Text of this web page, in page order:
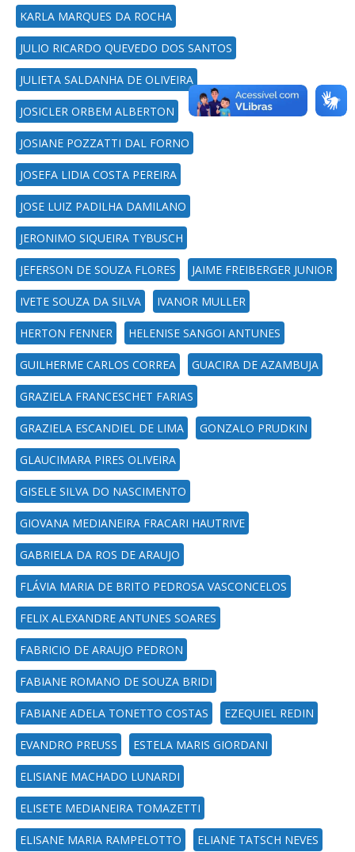
KARLA MARQUES DA ROCHA
JULIO RICARDO QUEVEDO DOS SANTOS
JULIETA SALDANHA DE OLIVEIRA
JOSICLER ORBEM ALBERTON
JOSIANE POZZATTI DAL FORNO
JOSEFA LIDIA COSTA PEREIRA
JOSE LUIZ PADILHA DAMILANO
JERONIMO SIQUEIRA TYBUSCH
JEFERSON DE SOUZA FLORES JAIME FREIBERGER JUNIOR
IVETE SOUZA DA SILVA IVANOR MULLER
HERTON FENNER HELENISE SANGOI ANTUNES
GUILHERME CARLOS CORREA GUACIRA DE AZAMBUJA
GRAZIELA FRANCESCHET FARIAS
GRAZIELA ESCANDIEL DE LIMA GONZALO PRUDKIN
GLAUCIMARA PIRES OLIVEIRA
GISELE SILVA DO NASCIMENTO
GIOVANA MEDIANEIRA FRACARI HAUTRIVE
GABRIELA DA ROS DE ARAUJO
FLÁVIA MARIA DE BRITO PEDROSA VASCONCELOS
FELIX ALEXANDRE ANTUNES SOARES
FABRICIO DE ARAUJO PEDRON
FABIANE ROMANO DE SOUZA BRIDI
FABIANE ADELA TONETTO COSTAS EZEQUIEL REDIN
EVANDRO PREUSS ESTELA MARIS GIORDANI
ELISIANE MACHADO LUNARDI
ELISETE MEDIANEIRA TOMAZETTI
ELISANE MARIA RAMPELOTTO ELIANE TATSCH NEVES